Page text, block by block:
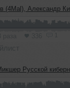
Киреев — Русская кибернетика 724 (08.07.2026)
с Евгением Сваловым (4Mal) и Александром Киреевым (08.07.2026)